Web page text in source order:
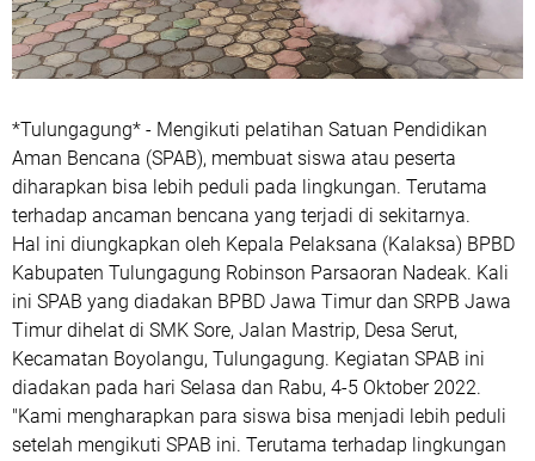
*Tulungagung* - Mengikuti pelatihan Satuan Pendidikan
Aman Bencana (SPAB), membuat siswa atau peserta
diharapkan bisa lebih peduli pada lingkungan. Terutama
terhadap ancaman bencana yang terjadi di sekitarnya.
Hal ini diungkapkan oleh Kepala Pelaksana (Kalaksa) BPBD
Kabupaten Tulungagung Robinson Parsaoran Nadeak. Kali
ini SPAB yang diadakan BPBD Jawa Timur dan SRPB Jawa
Timur dihelat di SMK Sore, Jalan Mastrip, Desa Serut,
Kecamatan Boyolangu, Tulungagung. Kegiatan SPAB ini
diadakan pada hari Selasa dan Rabu, 4-5 Oktober 2022.
"Kami mengharapkan para siswa bisa menjadi lebih peduli
setelah mengikuti SPAB ini. Terutama terhadap lingkungan